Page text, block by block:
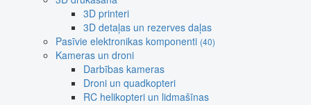
3D printeri
3D detaļas un rezerves daļas
Pasīvie elektronikas komponenti (40)
Kameras un droni
Darbības kameras
Droni un quadkopteri
RC helikopteri un lidmašīnas